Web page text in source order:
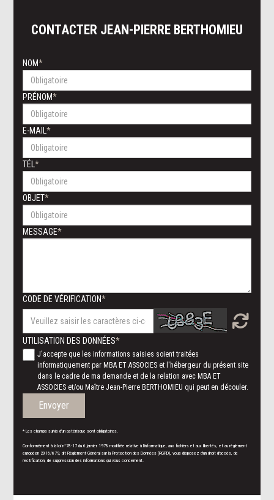
CONTACTER JEAN-PIERRE BERTHOMIEU
NOM
PRÉNOM
E-MAIL
TÉL
OBJET
MESSAGE
CODE DE VÉRIFICATION
UTILISATION DES DONNÉES
J'accepte que les informations saisies soient traitées
informatiquement par MBA ET ASSOCIES et l'hébergeur du présent site
dans le cadre de ma demande et de la relation avec MBA ET
ASSOCIES et/ou Maître Jean-Pierre BERTHOMIEU qui peut en découler.
Envoyer
* Les champs suivis d'un astérisque sont obligatoires.
Conformément à la loi n°78-17 du 6 janvier 1978 modifiée relative à l'informatique, aux fichiers et aux libertés, et au règlement
européen 2016/679, dit Règlement Général sur la Protection des Données (RGPD), vous disposez d'un droit d'accès, de
rectification, de suppression des informations qui vous concernent.